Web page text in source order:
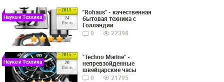
2015
24
Июль
Наука и Техника
"Rohaus" - качественная
бытовая техника с
Голландии
0
22398
2015
20
Июль
Наука и Техника
"Techno Marine" -
непревзойденные
швейцарские часы
0
21795